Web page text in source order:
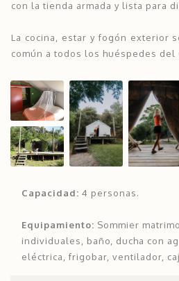
con la tienda armada y lista para
La cocina, estar y fogón exterior
común a todos los huéspedes del
Capacidad: 4 personas.
Equipamiento: Sommier
individuales, baño, ducha con
eléctrica, frigobar, ventilador,